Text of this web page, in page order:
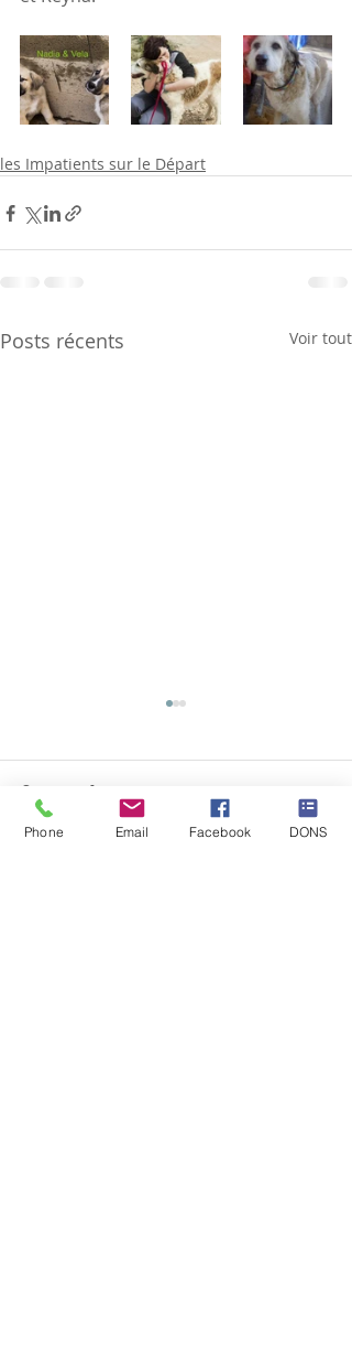
les Impatients sur le Départ
Posts récents Voir tout
Commentaires
Phone Email Facebook DONS